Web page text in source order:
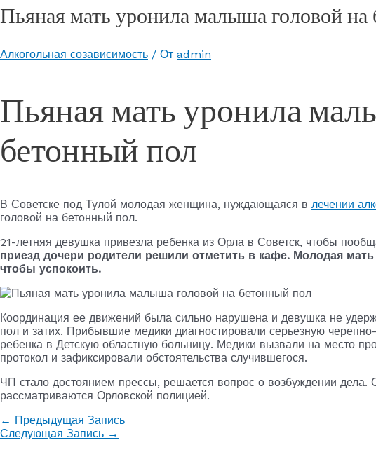
Пьяная мать уронила малыша головой
Алкогольная созависимость / От admin
Пьяная мать уронила
бетонный пол
В Советске под Тулой молодая женщина, нуждающаяся в лечении
головой на бетонный пол.
21-летняя девушка привезла ребенка из Орла в Советск, чтобы
приезд дочери родители решили отметить в кафе. Молодая
чтобы успокоить.
Координация ее движений была сильно нарушена и девушка не
пол и затих. Прибывшие медики диагностировали серьезную
ребенка в Детскую областную больницу. Медики вызвали на место
протокол и зафиксировали обстоятельства случившегося.
ЧП стало достоянием прессы, решается вопрос о возбуждении дела.
рассматриваются Орловской полицией.
← Предыдущая Запись
Следующая Запись →